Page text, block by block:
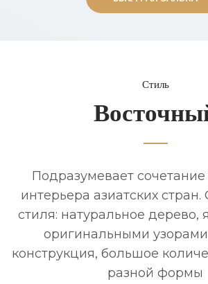
Стиль
Подразумевает
интерьера азиатских
стиля: натуральное дерево,
оригинальными
конструкция, большое
разной формы